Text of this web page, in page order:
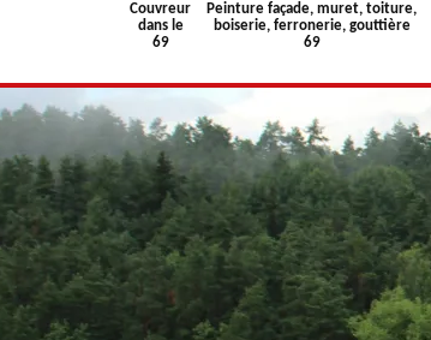
Couvreur
dans le
69
Peinture façade, muret, toiture,
boiserie, ferronerie, gouttière
69